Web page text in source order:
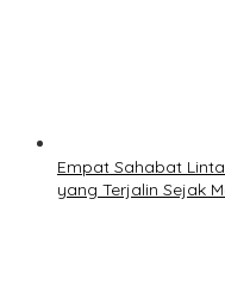
Empat Sahabat
yang Terjalin Sejak